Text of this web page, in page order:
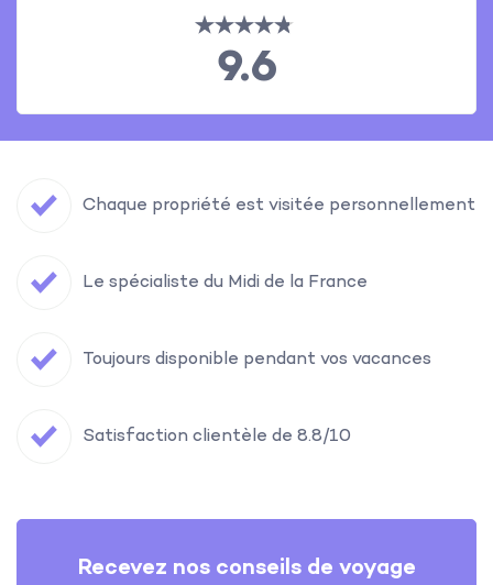
9.6
Chaque propriété est visitée personnellement
Le spécialiste du Midi de la France
Toujours disponible pendant vos vacances
Satisfaction clientèle de 8.8/10
Recevez nos conseils de voyage